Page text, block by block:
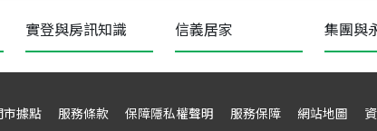
實登與房訊知識 信義居家 集團與
市據點 服務條款 保障隱私權聲明 服務保障 網站地圖